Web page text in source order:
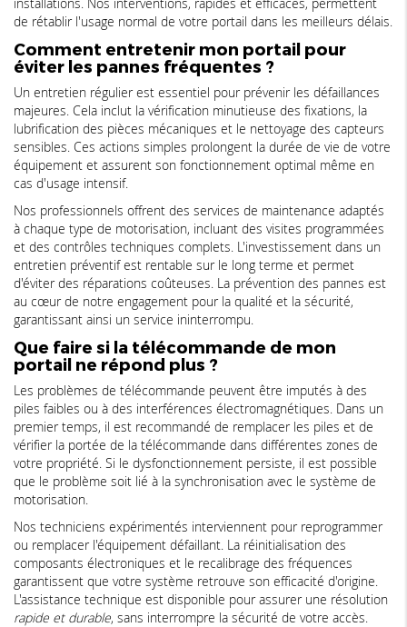
de rétablir l'usage normal de votre portail dans les meilleurs délais.
Comment entretenir mon portail pour
éviter les pannes fréquentes ?
Un entretien régulier est essentiel pour prévenir les défaillances
majeures. Cela inclut la vérification minutieuse des fixations, la
lubrification des pièces mécaniques et le nettoyage des capteurs
sensibles. Ces actions simples prolongent la durée de vie de votre
équipement et assurent son fonctionnement optimal même en
cas d'usage intensif.
Nos professionnels offrent des services de maintenance adaptés
à chaque type de motorisation, incluant des visites programmées
et des contrôles techniques complets. L'investissement dans un
entretien préventif est rentable sur le long terme et permet
d'éviter des réparations coûteuses. La prévention des pannes est
au cœur de notre engagement pour la qualité et la sécurité,
garantissant ainsi un service ininterrompu.
Que faire si la télécommande de mon
portail ne répond plus ?
Les problèmes de télécommande peuvent être imputés à des
piles faibles ou à des interférences électromagnétiques. Dans un
premier temps, il est recommandé de remplacer les piles et de
vérifier la portée de la télécommande dans différentes zones de
votre propriété. Si le dysfonctionnement persiste, il est possible
que le problème soit lié à la synchronisation avec le système de
motorisation.
Nos techniciens expérimentés interviennent pour reprogrammer
ou remplacer l'équipement défaillant. La réinitialisation des
composants électroniques et le recalibrage des fréquences
garantissent que votre système retrouve son efficacité d'origine.
L'assistance technique est disponible pour assurer une résolution
rapide et durable, sans interrompre la sécurité de votre accès.